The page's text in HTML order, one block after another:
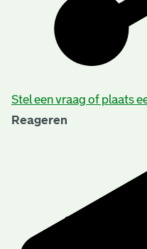
Stel een vraag of plaats
Reageren